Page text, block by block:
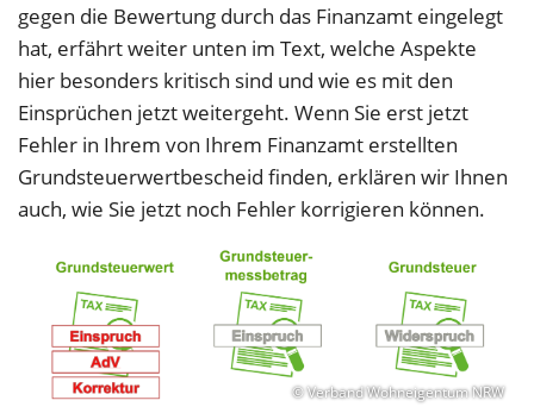
gegen die Bewertung durch das Finanzamt eingelegt
hat, erfährt weiter unten im Text, welche Aspekte
hier besonders kritisch sind und wie es mit den
Einsprüchen jetzt weitergeht. Wenn Sie erst jetzt
Fehler in Ihrem von Ihrem Finanzamt erstellten
Grundsteuerwertbescheid finden, erklären wir Ihnen
auch, wie Sie jetzt noch Fehler korrigieren können.
© Verband Wohneigentum NRW